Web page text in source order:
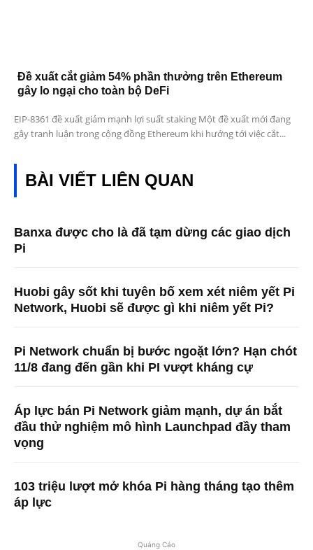
Đề xuất cắt giảm 54% phần thưởng trên Ethereum
gây lo ngại cho toàn bộ DeFi
EIP-8361 đề xuất giảm mạnh lợi suất staking Một đề xuất mới đang
gây tranh luận trong cộng đồng Ethereum khi hướng tới việc cắt...
BÀI VIẾT LIÊN QUAN
Banxa được cho là đã tạm dừng các giao dịch
Pi
Huobi gây sốt khi tuyên bố xem xét niêm yết Pi
Network, Huobi sẽ được gì khi niêm yết Pi?
Pi Network chuẩn bị bước ngoặt lớn? Hạn chót
11/8 đang đến gần khi PI vượt kháng cự
Áp lực bán Pi Network giảm mạnh, dự án bắt
đầu thử nghiệm mô hình Launchpad đầy tham
vọng
103 triệu lượt mở khóa Pi hàng tháng tạo thêm
áp lực
Quảng Cáo